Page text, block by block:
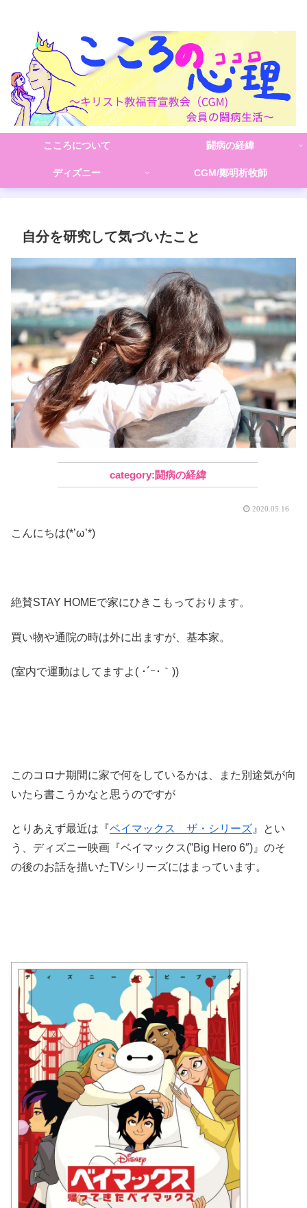
こころについて 闘病の経緯
ディズニー CGM/鄭明析牧師
自分を研究して気づいたこと
闘病の経緯
2020.05.16
こんにちは(*’ω’*)
絶賛STAY HOMEで家にひきこもっております。
買い物や通院の時は外に出ますが、基本家。
(室内で運動はしてますよ( ･´ｰ･｀))
このコロナ期間に家で何をしているかは、また別途気が向
いたら書こうかなと思うのですが
とりあえず最近は『 ベイマックス ザ・シリーズ』とい
う、ディズニー映画『ベイマックス(”Big Hero 6″)』のそ
の後のお話を描いたTVシリーズにはまっています。